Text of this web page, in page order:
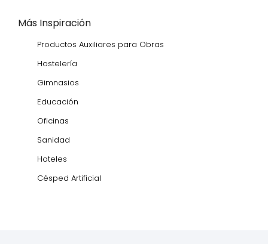
Más Inspiración
Productos Auxiliares para Obras
Hostelería
Gimnasios
Educación
Oficinas
Sanidad
Hoteles
Césped Artificial